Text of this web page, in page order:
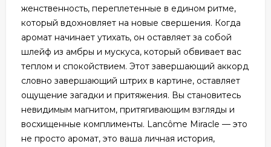
женственность, переплетенные в едином ритме,
который вдохновляет на новые свершения. Когда
аромат начинает утихать, он оставляет за собой
шлейф из амбры и мускуса, который обвивает вас
теплом и спокойствием. Этот завершающий аккорд
словно завершающий штрих в картине, оставляет
ощущение загадки и притяжения. Вы становитесь
невидимым магнитом, притягивающим взгляды и
восхищенные комплименты. Lаncôme Miracle — это
не просто аромат, это ваша личная история,